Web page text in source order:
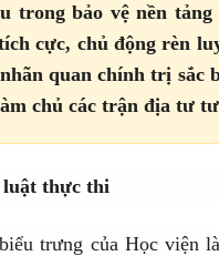
trong bảo vệ nền
cực, chủ động rèn
quan chính trị sắc
chủ các trận địa tư
luật thực thi
trưng của Học viện